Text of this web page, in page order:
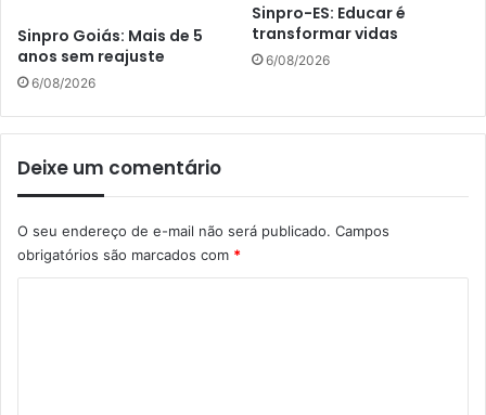
Sinpro Goiás: Mais de 5
anos sem reajuste
6/08/2026
Sinpro-ES: Educar é
transformar vidas
6/08/2026
Deixe um comentário
O seu endereço de e-mail não será publicado. Campos
obrigatórios são marcados com *